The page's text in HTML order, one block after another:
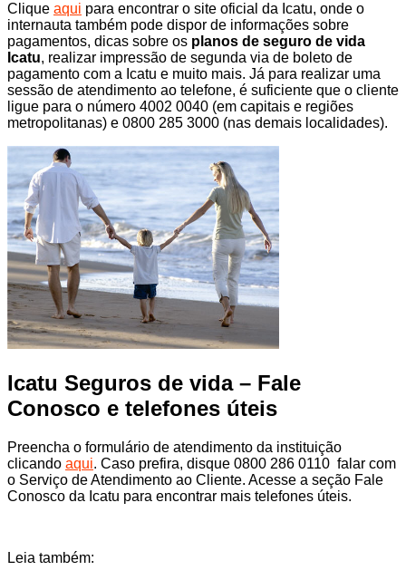
Clique aqui para encontrar o site oficial da Icatu, onde o
internauta também pode dispor de informações sobre
pagamentos, dicas sobre os planos de seguro de vida
Icatu, realizar impressão de segunda via de boleto de
pagamento com a Icatu e muito mais. Já para realizar uma
sessão de atendimento ao telefone, é suficiente que o cliente
ligue para o número 4002 0040 (em capitais e regiões
metropolitanas) e 0800 285 3000 (nas demais localidades).
Icatu Seguros de vida – Fale
Conosco e telefones úteis
Preencha o formulário de atendimento da instituição
clicando aqui. Caso prefira, disque 0800 286 0110 falar com
o Serviço de Atendimento ao Cliente. Acesse a seção Fale
Conosco da Icatu para encontrar mais telefones úteis.
Leia também: